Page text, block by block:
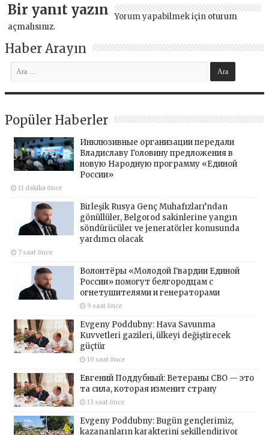
Bir yanıt yazın Yorum yapabilmek için oturum
açmalısınız.
Haber Arayın
Popüler Haberler
Инклюзивные организации передали
Владиславу Головину предложения в
новую Народную программу «Единой
России»
11 dakika önce
Birleşik Rusya Genç Muhafızları’ndan
gönüllüler, Belgorod sakinlerine yangın
söndürücüler ve jeneratörler konusunda
yardımcı olacak
7 saat önce
Волонтёры «Молодой Гвардии Единой
России» помогут белгородцам с
огнетушителями и генераторами
9 saat önce
Evgeny Poddubny: Hava Savunma
Kuvvetleri gazileri, ülkeyi değiştirecek
güçtür
10 saat önce
Евгений Поддубный: Ветераны СВО — это
та сила, которая изменит страну
13 saat önce
Evgeny Poddubny: Bugün gençlerimiz,
kazananların karakterini şekillendiriyor